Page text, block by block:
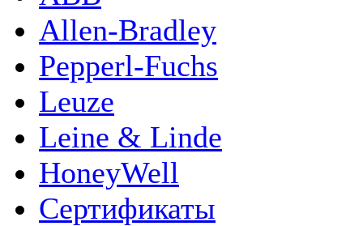
Allen-Bradley
Pepperl-Fuchs
Leuze
Leine & Linde
HoneyWell
Сертификаты